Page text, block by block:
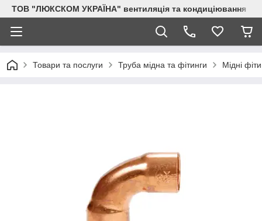
ТОВ "ЛЮКСКОМ УКРАЇНА" вентиляція та кондиціювання
Товари та послуги Труба мідна та фітинги Мідні